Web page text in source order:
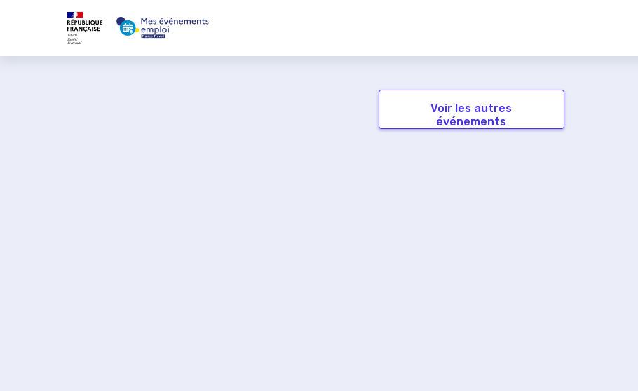
Voir les autres
événements